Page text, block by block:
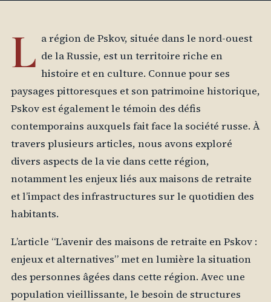
L a région de Pskov, située dans le nord-ouest
de la Russie, est un territoire riche en
histoire et en culture. Connue pour ses
paysages pittoresques et son patrimoine historique,
Pskov est également le témoin des défis
contemporains auxquels fait face la société russe. À
travers plusieurs articles, nous avons exploré
divers aspects de la vie dans cette région,
notamment les enjeux liés aux maisons de retraite
et l’impact des infrastructures sur le quotidien des
habitants.
L’article “L’avenir des maisons de retraite en Pskov :
enjeux et alternatives” met en lumière la situation
des personnes âgées dans cette région. Avec une
population vieillissante, le besoin de structures